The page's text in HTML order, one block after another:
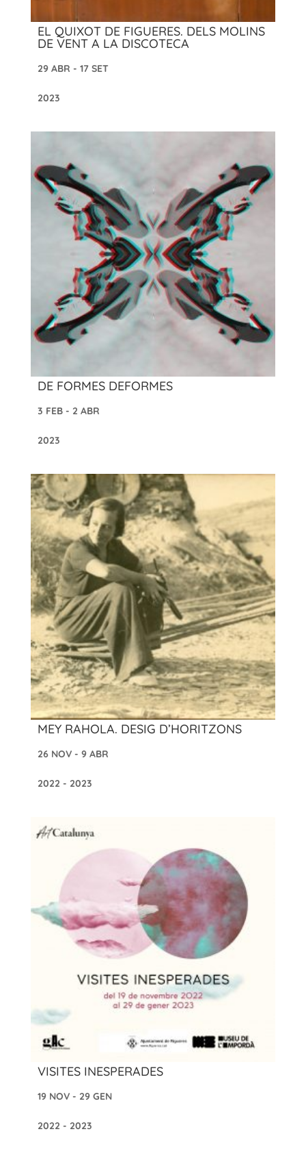
EL QUIXOT DE FIGUERES. DELS MOLINS
DE VENT A LA DISCOTECA
29 ABR - 17 SET
2023
DE FORMES DEFORMES
3 FEB - 2 ABR
2023
MEY RAHOLA. DESIG D’HORITZONS
26 NOV - 9 ABR
2022 - 2023
VISITES INESPERADES
19 NOV - 29 GEN
2022 - 2023